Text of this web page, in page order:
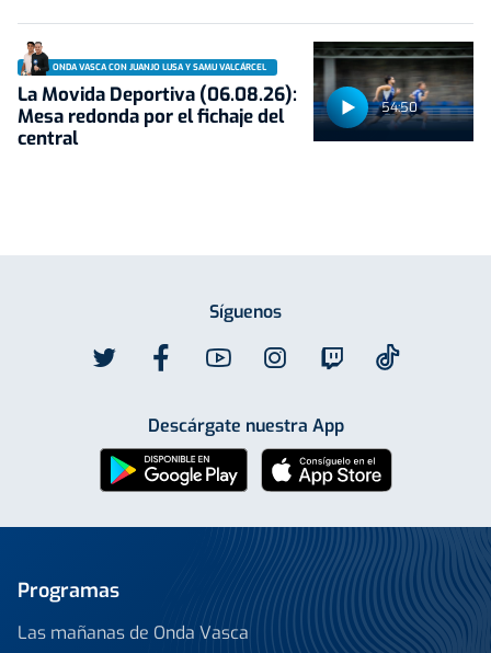
54:50
ONDA VASCA CON JUANJO LUSA Y SAMU VALCÁRCEL
La Movida Deportiva (06.08.26):
Mesa redonda por el fichaje del
central
Síguenos
Descárgate nuestra App
Programas
Las mañanas de Onda Vasca